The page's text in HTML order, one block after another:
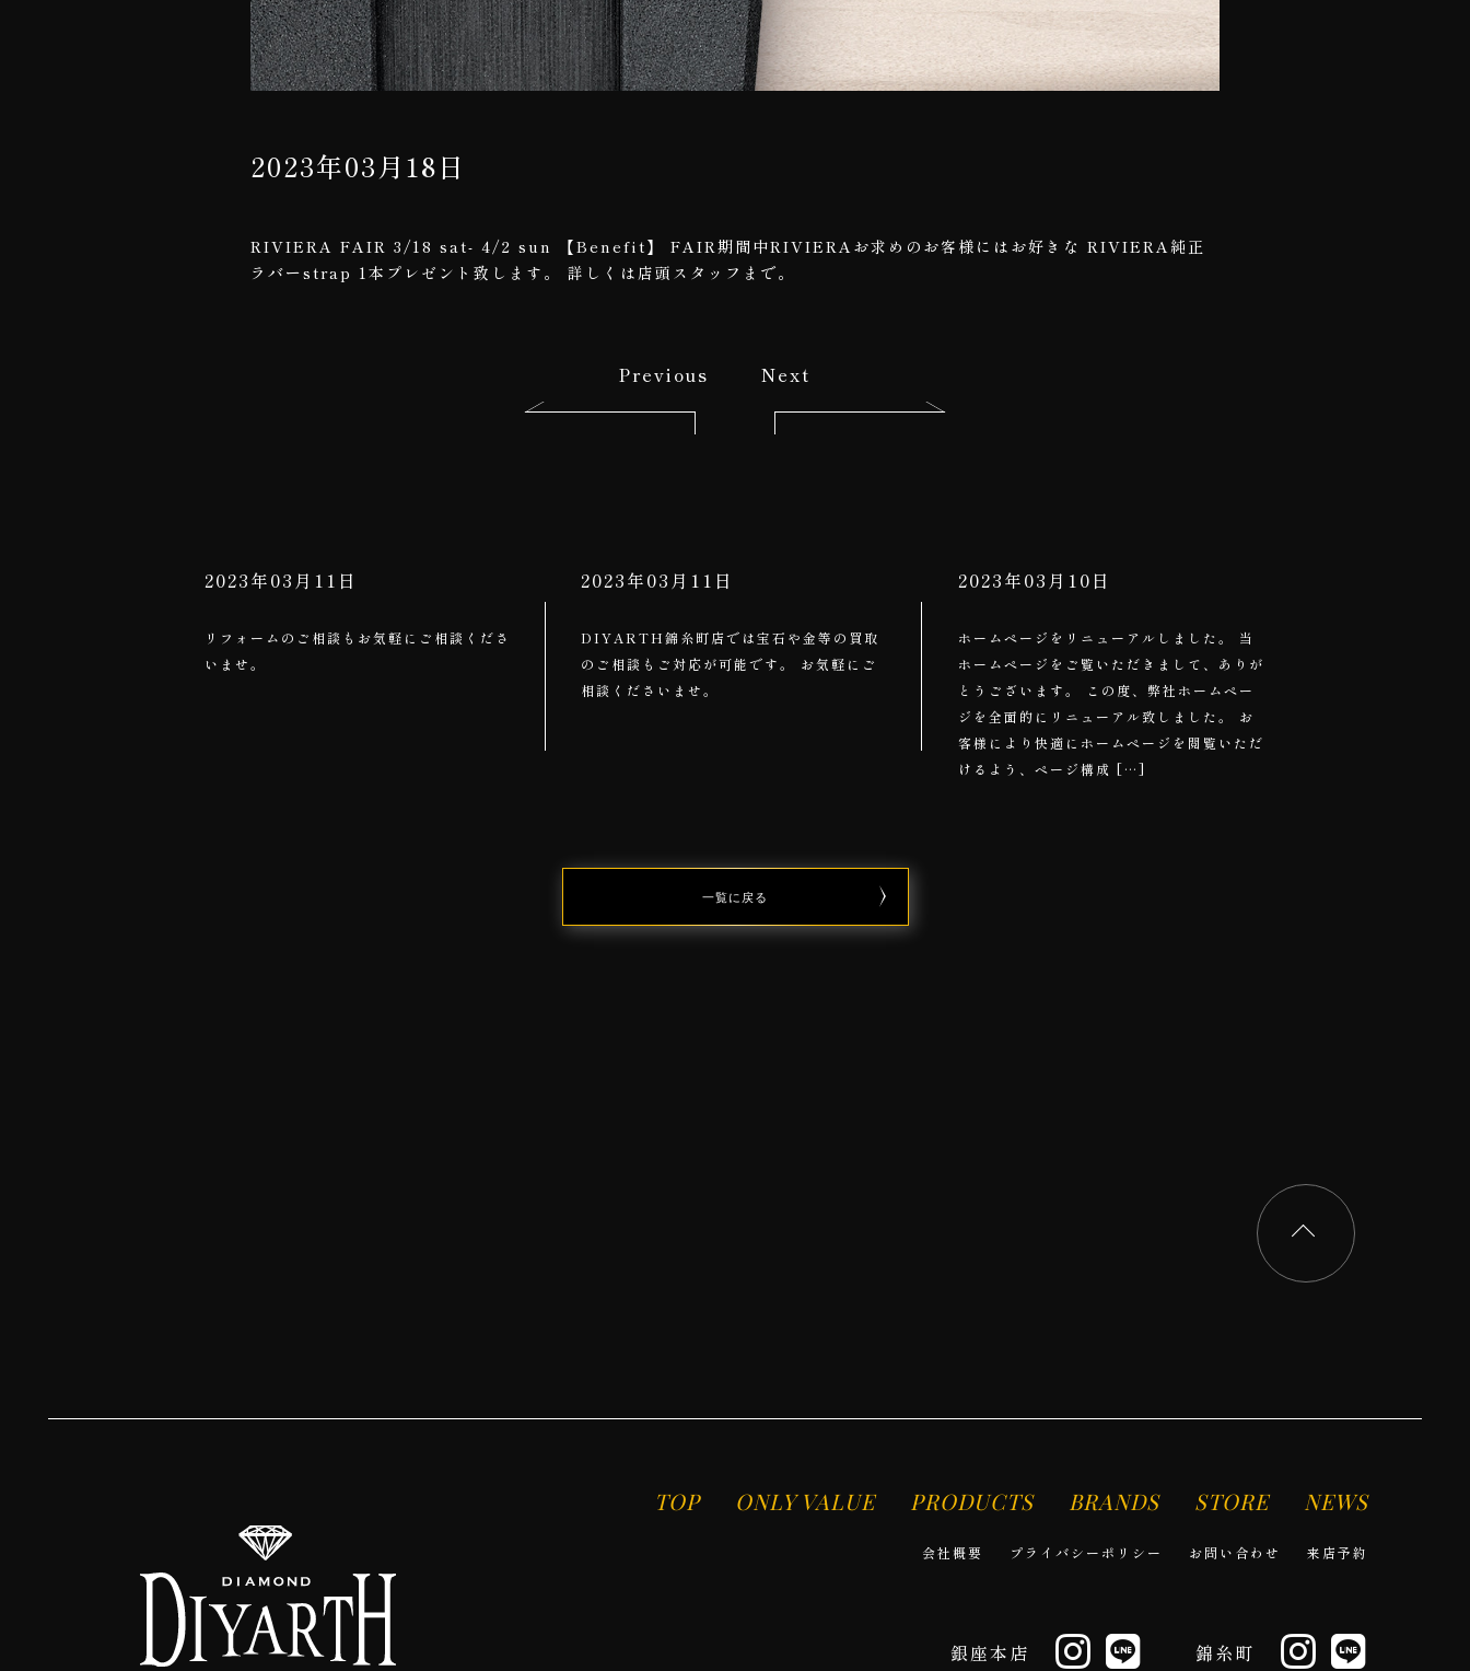
2023年03月18日
RIVIERA FAIR 3/18 sat- 4/2 sun 【Benefit】 FAIR期間中RIVIERAお求めのお客様にはお好きな RIVIERA純正
ラバーstrap 1本プレゼント致します。 詳しくは店頭スタッフまで。
Previous Next
2023年03月11日
リフォームのご相談もお気軽にご相談くださ
いませ。
2023年03月11日
DIYARTH錦糸町店では宝石や金等の買取
のご相談もご対応が可能です。 お気軽にご
相談くださいませ。
2023年03月10日
ホームページをリニューアルしました。 当
ホームページをご覧いただきまして、ありが
とうございます。 この度、弊社ホームペー
ジを全面的にリニューアル致しました。 お
客様により快適にホームページを閲覧いただ
けるよう、ページ構成 […]
一覧に戻る
TOP ONLY VALUE PRODUCTS BRANDS STORE NEWS
会社概要 プライバシーポリシー お問い合わせ 来店予約
銀座本店 錦糸町